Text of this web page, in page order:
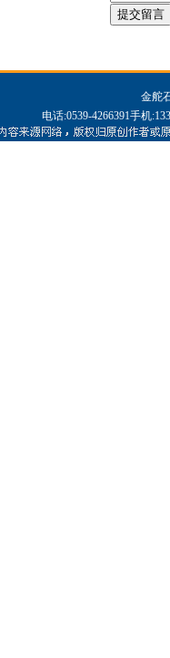
金舵
电话:0539-4266391手机